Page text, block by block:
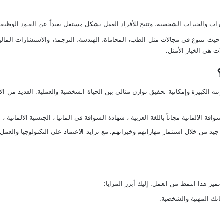
والخبرات الشخصية، وتتيح للأفراد العمل بشكل مستقل بعيداً عن القيود
في مجالات مثل الطب، المحاماة، الهندسة، الترجمة، والاستشارات
هي الخيار الأمثل.
الكبيرة وإمكانية تحقيق توازن مثالي بين الحياة الشخصية والعملية. العديد
الالمانية مجاناً باللغة العربية ، شهادة السواقة في المانيا ، الجنسية الالمانية ،
من خلال استثمار مهاراتهم وخبراتهم. مع تزايد الاعتماد على التكنولوجيا
هذا النمط من العمل. إليك أبرز المزايا:
المهنية والشخصية.